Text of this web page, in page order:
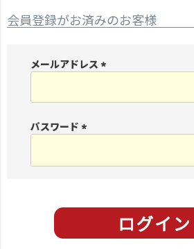
会員登録がお済みのお客様
メールアドレス
パスワード